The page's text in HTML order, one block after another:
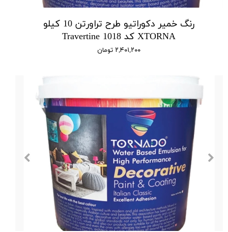
رنگ خمیر دکوراتیو طرح تراورتن 10 کیلو
XTORNA کد 1018 Travertine
۲,۴۰۱,۲۰۰ تومان